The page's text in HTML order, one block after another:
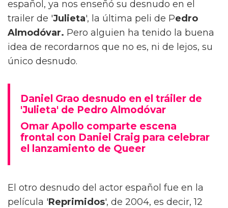
español, ya nos enseñó su desnudo en el
trailer de 'Julieta', la última peli de Pedro
Almodóvar. Pero alguien ha tenido la buena
idea de recordarnos que no es, ni de lejos, su
único desnudo.
Daniel Grao desnudo en el tráiler de
'Julieta' de Pedro Almodóvar
Omar Apollo comparte escena
frontal con Daniel Craig para celebrar
el lanzamiento de Queer
El otro desnudo del actor español fue en la
película 'Reprimidos', de 2004, es decir, 12